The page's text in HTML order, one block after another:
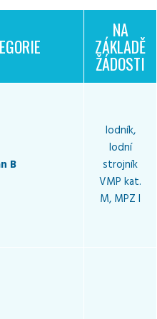
NA
ZÁKLADĚ
ŽÁDOSTI
B
lodník,
lodní
strojník
VMP kat.
M, MPZ I